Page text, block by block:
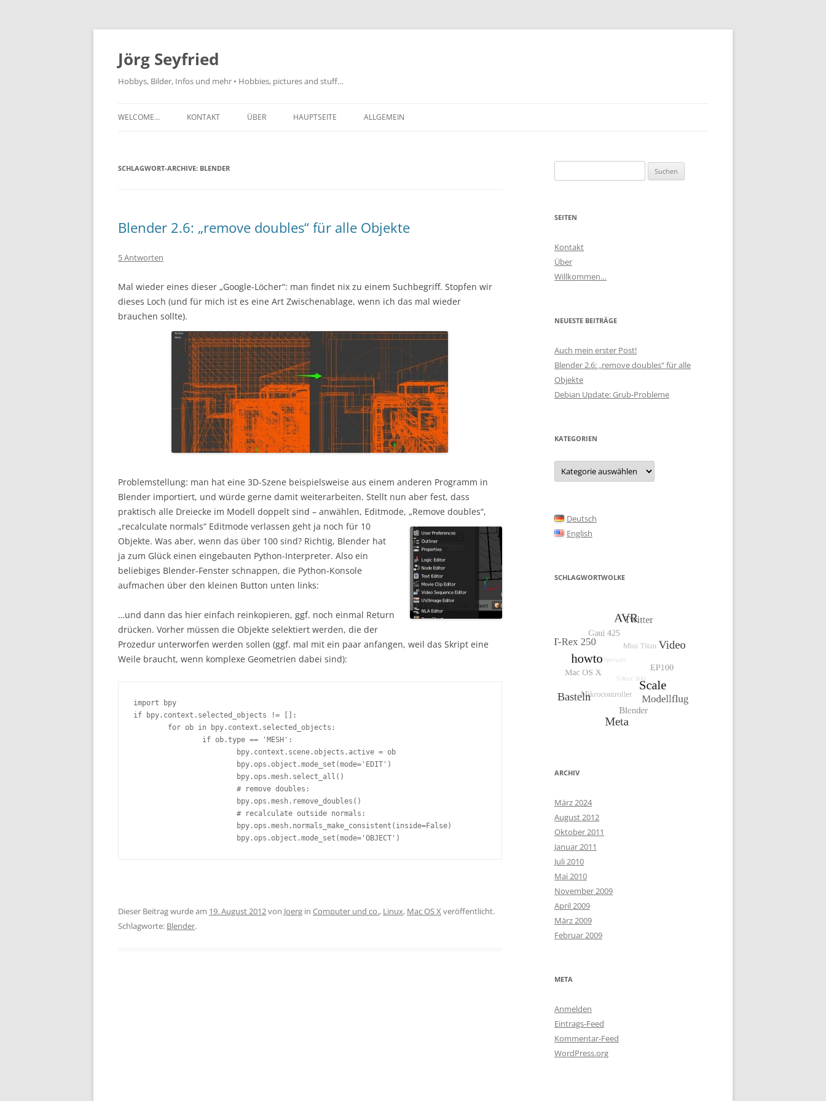
Jörg Seyfried
Hobbys, Bilder, Infos und mehr • Hobbies, pictures and stuff…
WELCOME… KONTAKT ÜBER HAUPTSEITE ALLGEMEIN
SCHLAGWORT-ARCHIVE: BLENDER
Blender 2.6: „remove doubles“ für alle Objekte
5 Antworten
Mal wieder eines dieser „Google-Löcher“: man findet nix zu einem Suchbegriff. Stopfen wir
dieses Loch (und für mich ist es eine Art Zwischenablage, wenn ich das mal wieder
brauchen sollte).
Problemstellung: man hat eine 3D-Szene beispielsweise aus einem anderen Programm in
Blender importiert, und würde gerne damit weiterarbeiten. Stellt nun aber fest, dass
praktisch alle Dreiecke im Modell doppelt sind – anwählen, Editmode, „Remove doubles“,
„recalculate normals“ Editmode verlassen geht ja noch für 10
Objekte. Was aber, wenn das über 100 sind? Richtig, Blender hat
ja zum Glück einen eingebauten Python-Interpreter. Also ein
beliebiges Blender-Fenster schnappen, die Python-Konsole
aufmachen über den kleinen Button unten links:
…und dann das hier einfach reinkopieren, ggf. noch einmal Return
drücken. Vorher müssen die Objekte selektiert werden, die der
Prozedur unterworfen werden sollen (ggf. mal mit ein paar anfangen, weil das Skript eine
Weile braucht, wenn komplexe Geometrien dabei sind):
import bpy
if bpy.context.selected_objects != []:
Dieser Beitrag wurde am 19. August 2012von Joerg in Computer und co., Linux, Mac OS X veröffentlicht.
Schlagworte: Blender.
nach:
SEITEN
Kontakt
Über
Willkommen…
NEUESTE BEITRÄGE
Auch mein erster Post!
Blender 2.6: „remove doubles“ für alle
Objekte
Debian Update: Grub-Probleme
KATEGORIEN
Kategorien
Deutsch
English
SCHLAGWORTWOLKE
ARCHIV
März 2024
August 2012
Oktober 2011
Januar 2011
Juli 2010
Mai 2010
November 2009
April 2009
März 2009
Februar 2009
META
Anmelden
Eintrags-Feed
Kommentar-Feed
WordPress.org